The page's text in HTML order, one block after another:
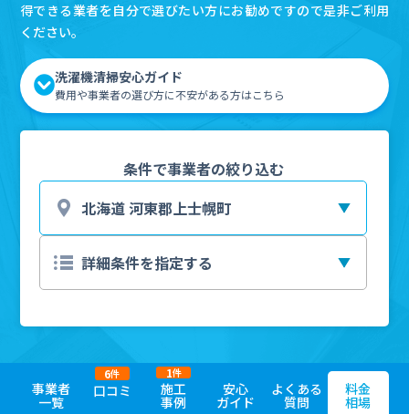
得できる業者を自分で選びたい方にお勧めですので是非ご利用
ください。
洗濯機清掃安心ガイド
費用や事業者の選び方に不安がある方はこちら
条件で事業者の絞り込む
事業者
一覧
口コミ
6件
施工
事例
1件
安心
ガイド
よくある
質問
料金
相場